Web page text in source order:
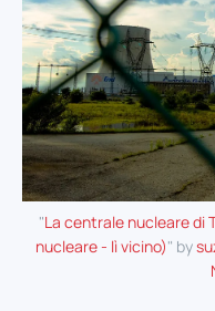
"La centrale nucleare di
nucleare - lì vicino)" by